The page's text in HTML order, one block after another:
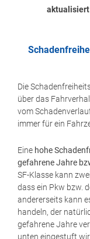
aktualisiert
Die
über das
vom
immer für ein
Eine hohe
gefahrene Jahre
SF-Klasse kann
dass ein Pkw bzw.
andererseits kann
handeln, der
gefahrene Jahre
unten eingestuft